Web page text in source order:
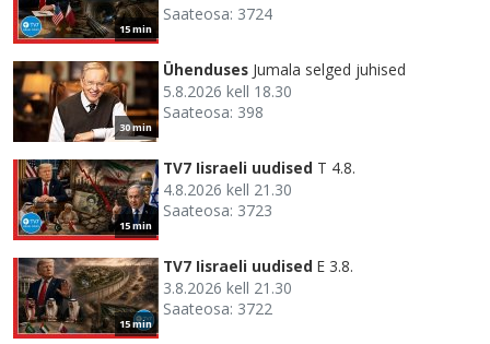
15 min
Saateosa: 3724
30 min
Ühenduses Jumala selged juhised
5.8.2026 kell 18.30
Saateosa: 398
15 min
TV7 Iisraeli uudised T 4.8.
4.8.2026 kell 21.30
Saateosa: 3723
15 min
TV7 Iisraeli uudised E 3.8.
3.8.2026 kell 21.30
Saateosa: 3722